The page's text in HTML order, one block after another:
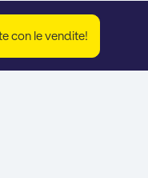
con le vendite!